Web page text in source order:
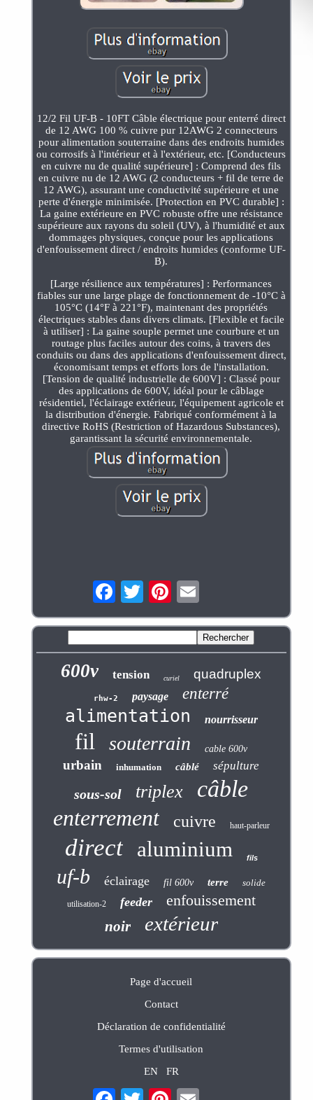
12/2 Fil UF-B - 10FT Câble électrique pour enterré direct
de 12 AWG 100 % cuivre pur 12AWG 2 connecteurs
pour alimentation souterraine dans des endroits humides
ou corrosifs à l'intérieur et à l'extérieur, etc. [Conducteurs
en cuivre nu de qualité supérieure] : Comprend des fils
en cuivre nu de 12 AWG (2 conducteurs + fil de terre de
12 AWG), assurant une conductivité supérieure et une
perte d'énergie minimisée. [Protection en PVC durable] :
La gaine extérieure en PVC robuste offre une résistance
supérieure aux rayons du soleil (UV), à l'humidité et aux
dommages physiques, conçue pour les applications
d'enfouissement direct / endroits humides (conforme UF-
B).
[Large résilience aux températures] : Performances
fiables sur une large plage de fonctionnement de -10°C à
105°C (14°F à 221°F), maintenant des propriétés
électriques stables dans divers climats. [Flexible et facile
à utiliser] : La gaine souple permet une courbure et un
routage plus faciles autour des coins, à travers des
conduits ou dans des applications d'enfouissement direct,
économisant temps et efforts lors de l'installation.
[Tension de qualité industrielle de 600V] : Classé pour
des applications de 600V, idéal pour le câblage
résidentiel, l'éclairage extérieur, l'équipement agricole et
la distribution d'énergie. Fabriqué conformément à la
directive RoHS (Restriction of Hazardous Substances),
garantissant la sécurité environnementale.
600v tension curiel quadruplex
rhw-2 paysage enterré
alimentation nourrisseur
fil souterrain cable 600v
urbain inhumation câblé sépulture
sous-sol triplex câble
enterrement cuivre haut-parleur
direct aluminium fils
uf-b éclairage fil 600v terre solide
utilisation-2 feeder enfouissement
noir extérieur
Page d'accueil
Contact
Déclaration de confidentialité
Termes d'utilisation
EN
FR